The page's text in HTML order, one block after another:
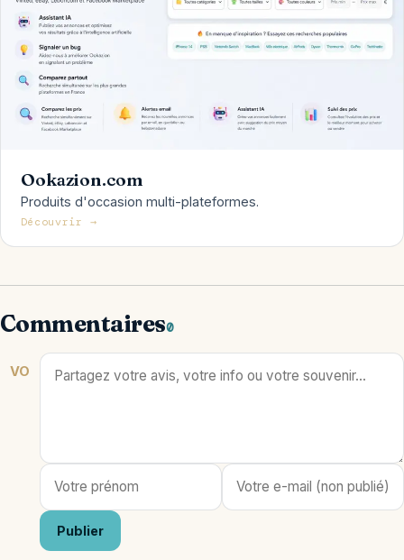
Ookazion.com
Produits d'occasion multi-plateformes.
Découvrir →
Commentaires0
VO
Publier